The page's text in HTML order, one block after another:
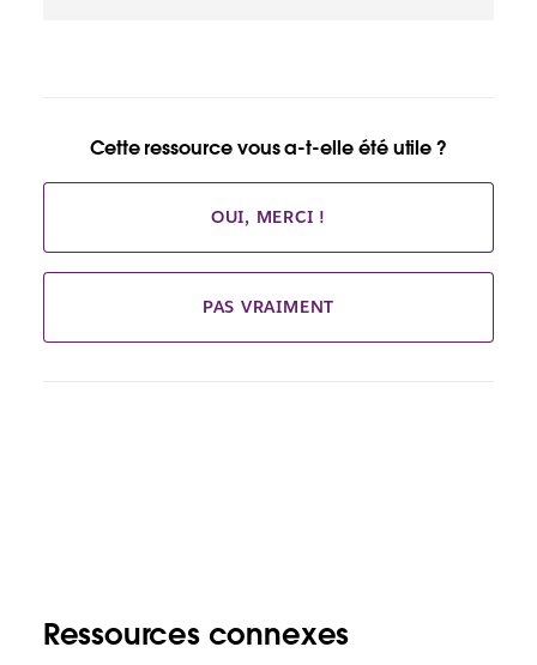
Cette ressource vous a-t-elle été utile ?
OUI, MERCI !
PAS VRAIMENT
Ressources connexes